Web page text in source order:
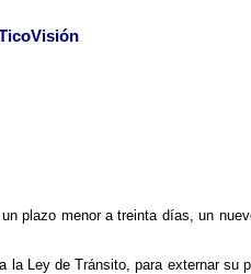
plazo menor a treinta días, un
Ley de Tránsito, para externar su